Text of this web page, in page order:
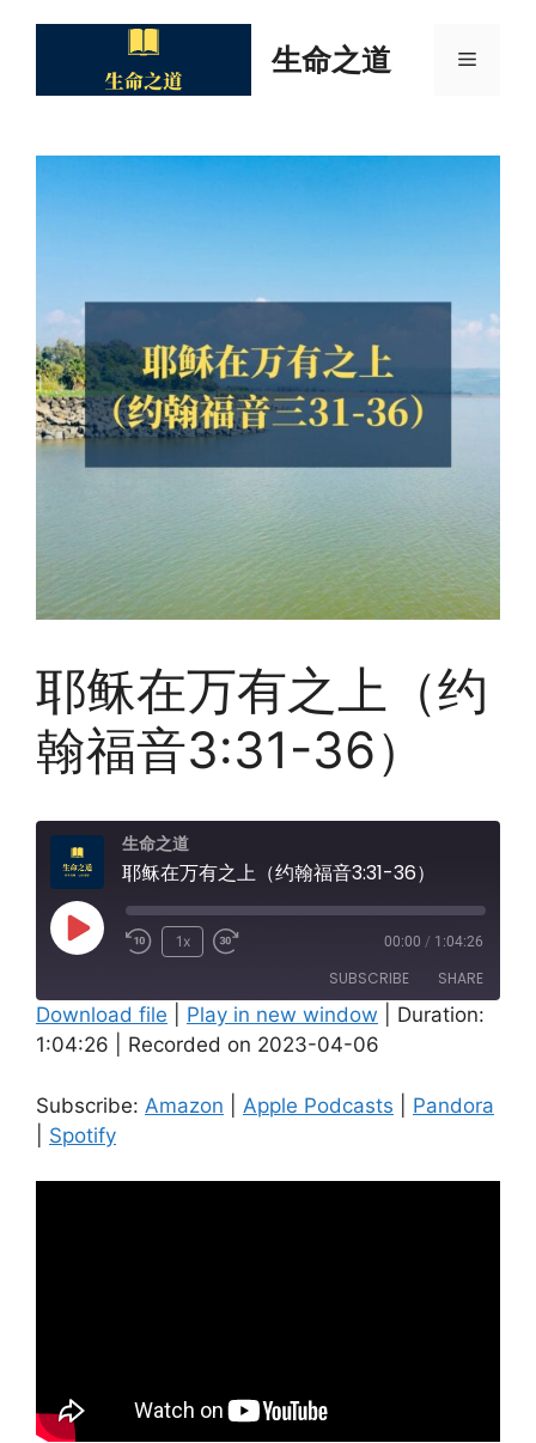
生命之道 Menu
耶稣在万有之上（约
翰福音3:31-36）
生命之道
耶稣在万有之上（约翰福音3:31-36）
Play
1x 00:00 / 1:04:26
SUBSCRIBE SHARE
Amazon Apple Podcasts
RSS FEED
SHARE
LINK
EMBED
Download file Play in new window
Duration:
1:04:26
Recorded on 2023-04-06
Subscribe: Amazon Apple Podcasts
Pandora
Spotify